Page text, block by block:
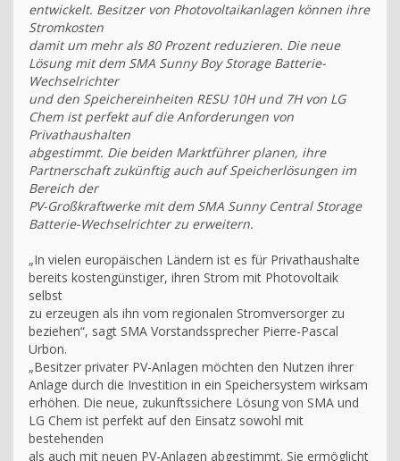
entwickelt. Besitzer von Photovoltaikanlagen können ihre
Stromkosten
damit um mehr als 80 Prozent reduzieren. Die neue
Lösung mit dem SMA Sunny Boy Storage Batterie-
Wechselrichter
und den Speichereinheiten RESU 10H und 7H von LG
Chem ist perfekt auf die Anforderungen von
Privathaushalten
abgestimmt. Die beiden Marktführer planen, ihre
Partnerschaft zukünftig auch auf Speicherlösungen im
Bereich der
PV-Großkraftwerke mit dem SMA Sunny Central Storage
Batterie-Wechselrichter zu erweitern.
„In vielen europäischen Ländern ist es für Privathaushalte
bereits kostengünstiger, ihren Strom mit Photovoltaik
selbst
zu erzeugen als ihn vom regionalen Stromversorger zu
beziehen“, sagt SMA Vorstandssprecher Pierre-Pascal
Urbon.
„Besitzer privater PV-Anlagen möchten den Nutzen ihrer
Anlage durch die Investition in ein Speichersystem wirksam
erhöhen. Die neue, zukunftssichere Lösung von SMA und
LG Chem ist perfekt auf den Einsatz sowohl mit
bestehenden
als auch mit neuen PV-Anlagen abgestimmt. Sie ermöglicht